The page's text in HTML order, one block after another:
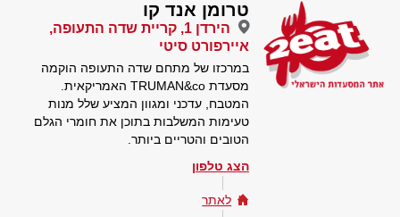
טרומן אנד קו
הירדן 1, קריית שדה התעופה,
איירפורט סיטי
במרכזו של מתחם שדה התעופה הוקמה
מסעדת TRUMAN&co האמריקאית.
המטבח, עדכני ומגוון המציע שלל מנות
טעימות המשלבות בתוכן את חומרי הגלם
הטובים והטריים ביותר.
הצג טלפון
לאתר